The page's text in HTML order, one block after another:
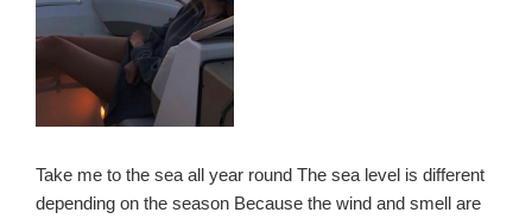
Can
Keep
Shining”
の
Take me to the sea all year round The sea level is different
depending on the season Because the wind and smell are